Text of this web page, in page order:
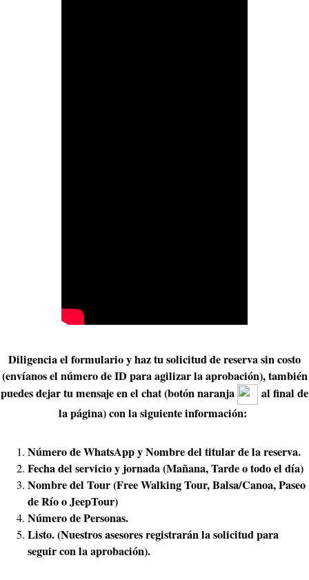
Diligencia el formulario y haz tu solicitud de reserva sin costo
(envíanos el número de ID para agilizar la aprobación), también
puedes dejar tu mensaje en el chat (botón naranja
al final de
la página) con la siguiente información:
Número de WhatsApp y Nombre del titular de la reserva.
Fecha del servicio y jornada (Mañana, Tarde o todo el día)
Nombre del Tour (Free Walking Tour, Balsa/Canoa, Paseo
de Río o JeepTour)
Número de Personas.
Listo. (Nuestros asesores registrarán la solicitud para
seguir con la aprobación).